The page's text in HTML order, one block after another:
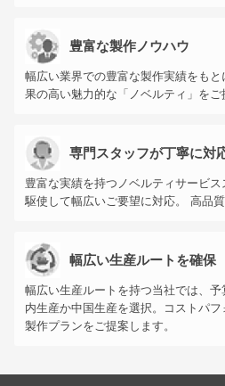
豊富な製作ノウハウ
幅広い業界での豊富な製作実績をも
果の高い魅力的な「ノベルティ」をご
専門スタッフが丁寧に対
豊富な実績を持つノベルティサービ
駆使して幅広いご要望に対応。 高品
幅広い生産ルートを確保
幅広い生産ルートを持つ当社では、
内生産か中国生産を選択。コストパ
製作プランをご提案します。